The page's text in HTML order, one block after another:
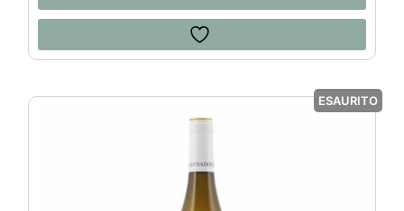
ESAURITO